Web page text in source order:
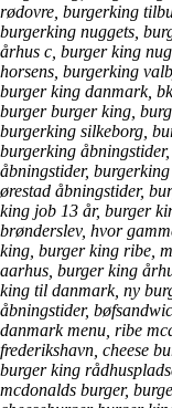
rødovre, burgerking
burgerking nuggets,
århus c, burger king
horsens, burgerking
burger king danmark,
burger burger king,
burgerking silkeborg,
burgerking
åbningstider,
ørestad åbningstider,
king job 13 år, burger
brønderslev, hvor
king, burger king ribe,
aarhus, burger king
king til danmark, ny
åbningstider,
danmark menu, ribe
frederikshavn, cheese
burger king
mcdonalds burger,